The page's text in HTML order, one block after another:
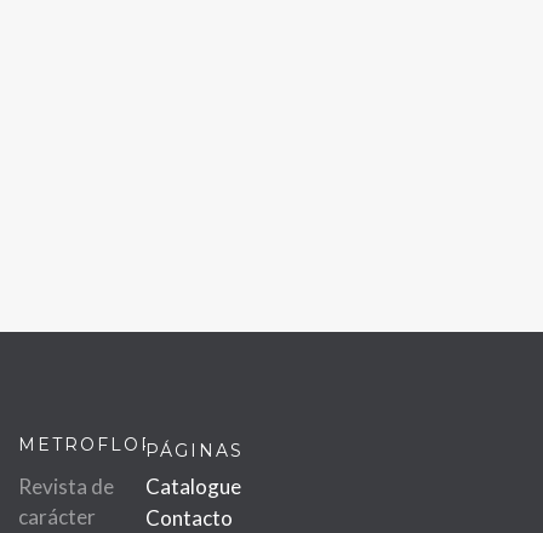
METROFLOR
Revista de
carácter
PÁGINAS
Catalogue
Contacto